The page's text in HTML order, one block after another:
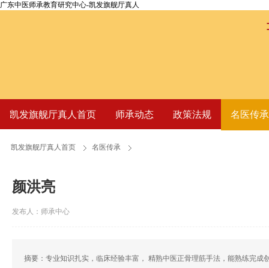
广东中医师承教育研究中心-凯发旗舰厅真人
凯发旗舰厅真人首页 师承动态 政策法规 名医传承
凯发旗舰厅真人首页 名医传承
颜洪亮
发布人：师承中心
摘要：专业知识扎实，临床经验丰富， 精熟中医正骨理筋手法，能熟练完